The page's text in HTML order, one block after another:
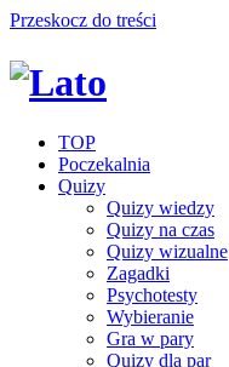
Przeskocz do treści
TOP
Poczekalnia
Quizy
Quizy wiedzy
Quizy na czas
Quizy wizualne
Zagadki
Psychotesty
Wybieranie
Gra w pary
Quizy dla par